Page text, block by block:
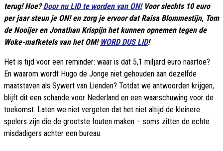
terug! Hoe?Door nu LID te worden van ON!Voor slechts 10 euro
per jaar steun je ON! en zorg je ervoor dat Raisa Blommestijn, Tom
de Nooijer en Jonathan Krispijn het kunnen opnemen tegen de
Woke-mafketels van het OM! WORD DUS LID!
Het is tijd voor een reminder: waar is dat 5,1 miljard euro naartoe?
En waarom wordt Hugo de Jonge niet gehouden aan dezelfde
maatstaven als Sywert van Lienden? Totdat we antwoorden krijgen,
blijft dit een schande voor Nederland en een waarschuwing voor de
toekomst. Laten we niet vergeten dat het niet altijd de kleinere
spelers zijn die de grootste fouten maken – soms zitten de echte
misdadigers achter een bureau.